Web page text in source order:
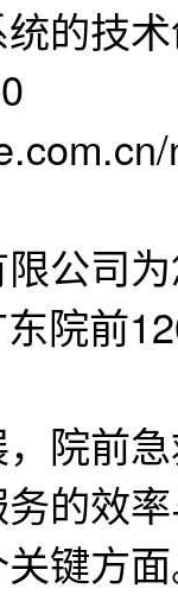
的技
公司
院前
院前
的效
键方